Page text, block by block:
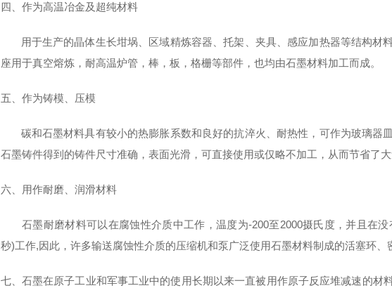
四、作为高温冶金及超纯材料
用于生产的晶体生长坩埚、区域精炼容器、托架、夹具、感应加热器等结构材
座用于真空熔炼，耐高温炉管，棒，板，格栅等部件，也均由石墨材料加工而成。
五、作为铸模、压模
碳和石墨材料具有较小的热膨胀系数和良好的抗淬火、耐热性，可作为玻璃器皿
石墨铸件得到的铸件尺寸准确，表面光滑，可直接使用或仅略不加工，从而节省了大
六、用作耐磨、润滑材料
石墨耐磨材料可以在腐蚀性介质中工作，温度为-200至2000摄氏度，并且在没
秒)工作,因此，许多输送腐蚀性介质的压缩机和泵广泛使用石墨材料制成的活塞环、
七、石墨在原子工业和军事工业中的使用长期以来一直被用作原子反应堆减速的材